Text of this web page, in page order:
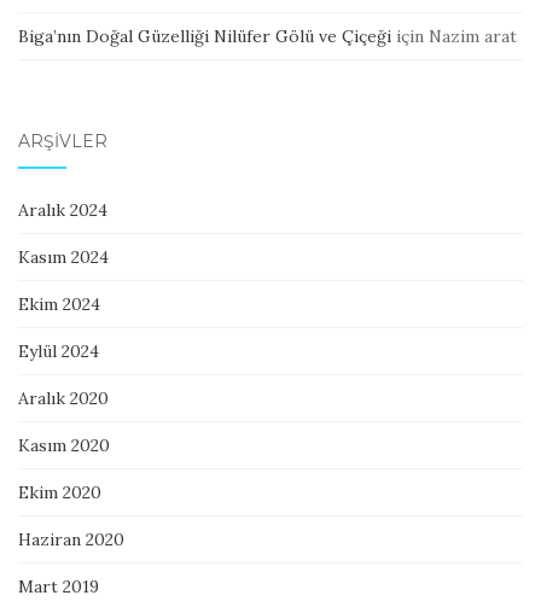
Biga’nın Doğal Güzelliği Nilüfer Gölü ve Çiçeği için Nazim arat
ARŞIVLER
Aralık 2024
Kasım 2024
Ekim 2024
Eylül 2024
Aralık 2020
Kasım 2020
Ekim 2020
Haziran 2020
Mart 2019